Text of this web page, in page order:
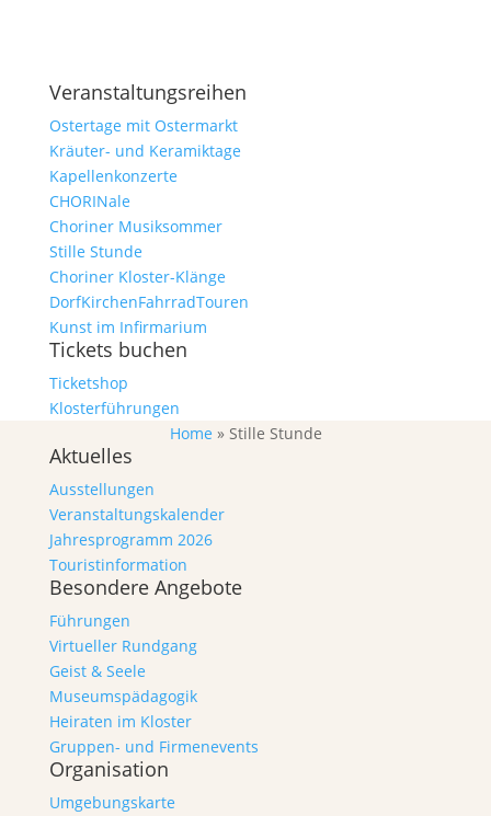
Veranstaltungsreihen
Ostertage mit Ostermarkt
Kräuter- und Keramiktage
Kapellenkonzerte
CHORINale
Choriner Musiksommer
Stille Stunde
Choriner Kloster-Klänge
DorfKirchenFahrradTouren
Kunst im Infirmarium
Tickets buchen
Ticketshop
Klosterführungen
Home » Stille Stunde
Aktuelles
Ausstellungen
Veranstaltungskalender
Jahresprogramm 2026
Touristinformation
Besondere Angebote
Führungen
Virtueller Rundgang
Geist & Seele
Museumspädagogik
Heiraten im Kloster
Gruppen- und Firmenevents
Organisation
Umgebungskarte